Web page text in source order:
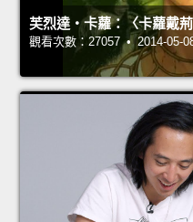
芙烈達‧卡蘿：〈卡蘿戴
觀看次數：27057 • 2014-05-